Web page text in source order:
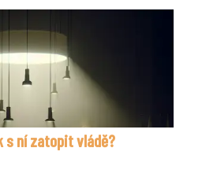
s ní zatopit vládě?